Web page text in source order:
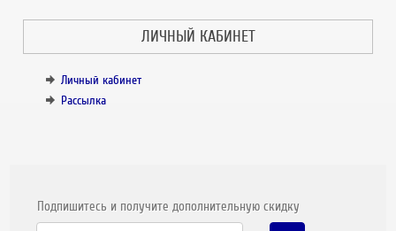
ЛИЧНЫЙ КАБИНЕТ
Личный кабинет
Рассылка
Подпишитесь и получите дополнительную скидку